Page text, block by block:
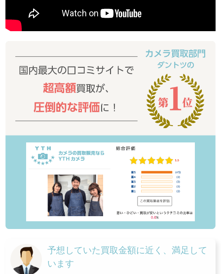
予想していた買取金額に近く、満足して
います